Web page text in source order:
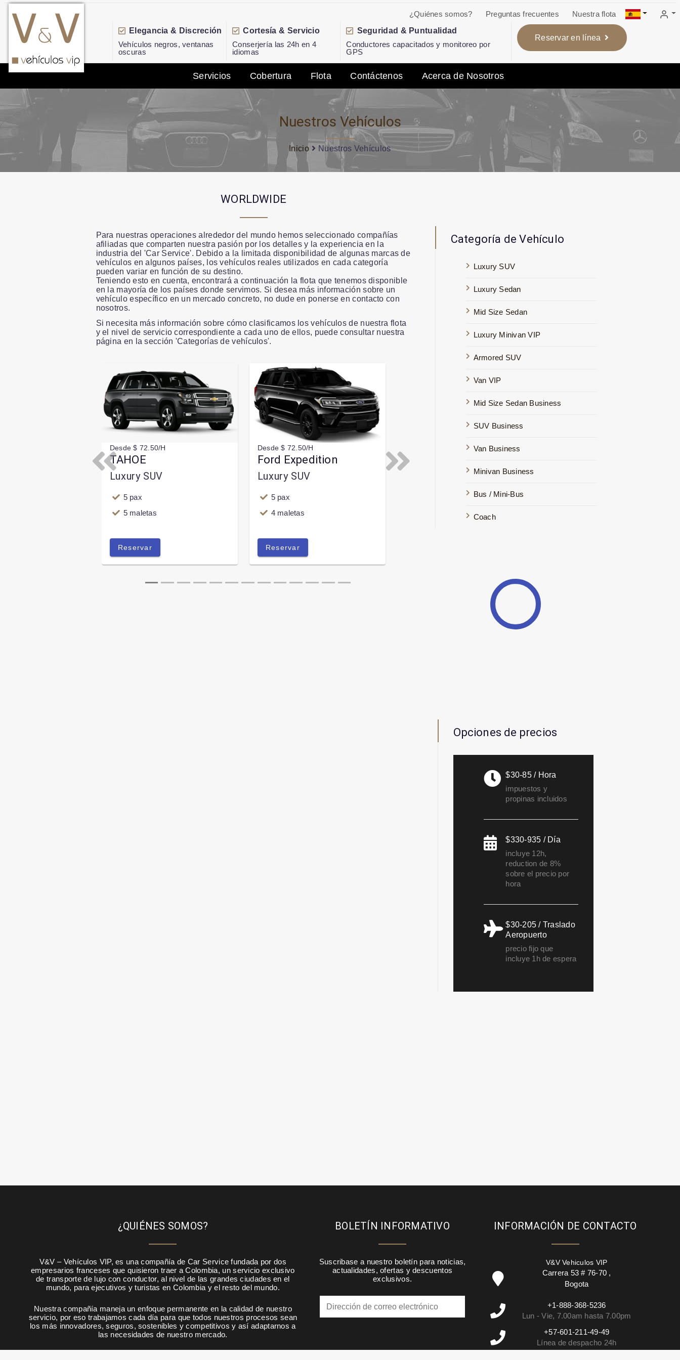
¿Quiénes somos? Preguntas frecuentes
Nuestra flota
Elegancia & Discreción
Vehículos negros, ventanas
oscuras
Cortesía & Servicio
Conserjería las 24h en 4
idiomas
Seguridad & Puntualidad
Conductores capacitados y monitoreo por
GPS
Reservar en línea
Servicios Cobertura Flota Contáctenos Acerca de Nosotros
Nuestros Vehículos
Inicio Nuestros Vehículos
WORLDWIDE
Para nuestras operaciones alrededor del mundo hemos seleccionado compañías
afiliadas que comparten nuestra pasión por los detalles y la experiencia en la
industria del 'Car Service'. Debido a la limitada disponibilidad de algunas marcas de
vehículos en algunos países, los vehículos reales utilizados en cada categoría
pueden variar en función de su destino.
Teniendo esto en cuenta, encontrará a continuación la flota que tenemos disponible
en la mayoría de los países donde servimos. Si desea más información sobre un
vehículo específico en un mercado concreto, no dude en ponerse en contacto con
nosotros.
Si necesita más información sobre cómo clasificamos los vehículos de nuestra flota
y el nivel de servicio correspondiente a cada uno de ellos, puede consultar nuestra
página en la sección 'Categorías de vehículos'.
Desde $ 72.50/H
TAHOE
Luxury SUV
5 pax
5 maletas
Reservar
Desde $ 72.50/H
Ford Expedition
Luxury SUV
5 pax
4 maletas
Reservar
Previous Next
Categoría de Vehículo
Luxury SUV
Luxury Sedan
Mid Size Sedan
Luxury Minivan VIP
Armored SUV
Van VIP
Mid Size Sedan Business
SUV Business
Van Business
Minivan Business
Bus / Mini-Bus
Coach
Opciones de precios
$30-85 / Hora
impuestos y
propinas incluidos
$330-935 / Día
incluye 12h,
reduction de 8%
sobre el precio por
hora
$30-205 / Traslado
Aeropuerto
precio fijo que
incluye 1h de espera
¿QUIÉNES SOMOS?
V&V – Vehículos VIP, es una compañía de Car Service fundada por dos
empresarios franceses que quisieron traer a Colombia, un servicio exclusivo
de transporte de lujo con conductor, al nivel de las grandes ciudades en el
mundo, para ejecutivos y turistas en Colombia y el resto del mundo.
Nuestra compañía maneja un enfoque permanente en la calidad de nuestro
servicio, por eso trabajamos cada día para que todos nuestros procesos sean
los más innovadores, seguros, sostenibles y competitivos y así adaptarnos a
las necesidades de nuestro mercado.
BOLETÍN INFORMATIVO
Suscribase a nuestro boletín para noticias,
actualidades, ofertas y descuentos
exclusivos.
INFORMACIÓN DE CONTACTO
V&V Vehiculos VIP
Carrera 53 # 76-70 ,
Bogota
+1-888-368-5236
Lun - Vie, 7.00am hasta 7.00pm
+57-601-211-49-49
Línea de despacho 24h